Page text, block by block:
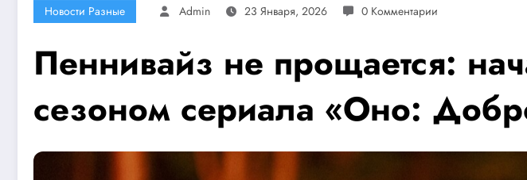
Новости Разные Admin 23 Января, 2026 0 Комментарии
Пеннивайз не прощается:
сезоном сериала «Оно: